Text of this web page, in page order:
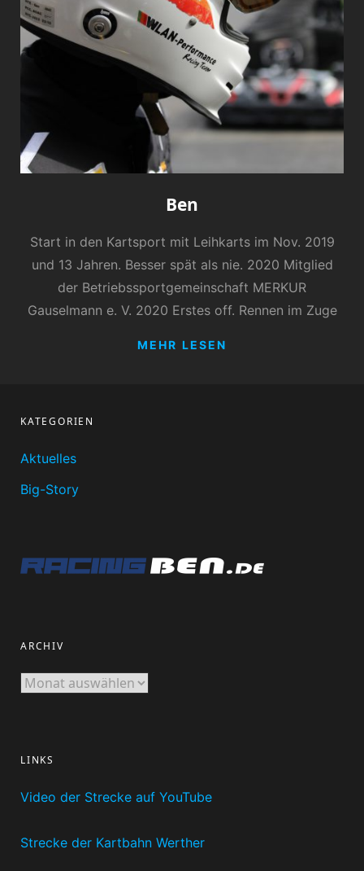
Ben
Start in den Kartsport mit Leihkarts im Nov. 2019
und 13 Jahren. Besser spät als nie. 2020 Mitglied
der Betriebssportgemeinschaft MERKUR
Gauselmann e. V. 2020 Erstes off. Rennen im Zuge
MEHR LESEN
KATEGORIEN
Aktuelles
Big-Story
ARCHIV
Archiv
LINKS
Video der Strecke auf YouTube
Strecke der Kartbahn Werther